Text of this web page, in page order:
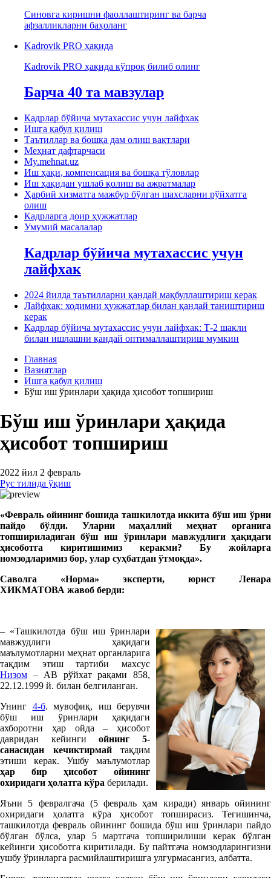
Синовга киришни фаоллаштиринг ва барча
афзалликларни баҳоланг
Kadrovik PRO ҳақида
Kadrovik PRO ҳақида кўпроқ билиб олинг
Барча 40 та мавзулар
Кадрлар бўйича мутахассис учун лайфхак
Ишга қабул қилиш
Таътиллар ва бошқа дам олиш вақтлари
Меҳнат дафтарчаси
My.mehnat.uz
Иш ҳақи, компенсация ва бошқа тўловлар
Иш ҳақидан ушлаб қолиш ва ажратмалар
Ҳарбий хизматга мажбур бўлган шахсларни рўйхатга
олиш
Кадрларга доир ҳужжатлар
Умумий масалалар
Кадрлар бўйича мутахассис учун
лайфхак
2024 йилда таътилларни қандай мақбуллаштириш керак
Лайфхак: ходимни ҳужжатлар билан қандай таништириш
керак
Кадрлар бўйича мутахассис учун лайфхак: Т-2 шакли
билан ишлашни қандай оптималлаштириш мумкин
Главная
Вазиятлар
Ишга қабул қилиш
Бўш иш ўринлари ҳақида ҳисобот топшириш
Бўш иш ўринлари ҳақида
ҳисобот топшириш
2022 йил 2 февраль
Рус тилида ўқиш
«Февраль ойининг бошида ташкилотда иккита бўш иш ўрни
пайдо бўлди. Уларни маҳаллий меҳнат органига
топшириладиган бўш иш ўринлари мавжудлиги ҳақидаги
ҳисоботга киритишимиз керакми? Бу жойларга
номзодларимиз бор, улар суҳбатдан ўтмоқда».
Саволга «Норма» эксперти, юрист Ленара
ХИКМАТОВА жавоб берди:
– «Ташкилотда бўш иш ўринлари
мавжудлиги ҳақидаги
маълумотларни меҳнат органларига
тақдим этиш тартиби махсус
Низом – АВ рўйхат рақами 858,
22.12.1999 й. билан белгиланган.
Унинг 4-б. мувофиқ, иш берувчи
бўш иш ўринлари ҳақидаги
ахборотни ҳар ойда – ҳисобот
давридан кейингиойнинг 5-
санасидан кечиктирмайтақдим
этиши керак. Ушбу маълумотлар
ҳар бир ҳисобот ойининг
охиридаги ҳолатга кўра берилади.
Яъни 5 февралгача (5 февраль ҳам киради) январь ойининг
охиридаги ҳолатга кўра ҳисобот топширасиз. Тегишинча,
ташкилотда февраль ойининг бошида бўш иш ўринлари пайдо
бўлган бўлса, улар 5 мартгача топширилиши керак бўлган
кейинги ҳисоботга киритилади. Бу пайтгача номзодларингизни
ушбу ўринларга расмийлаштиришга улгурмасангиз, албатта.